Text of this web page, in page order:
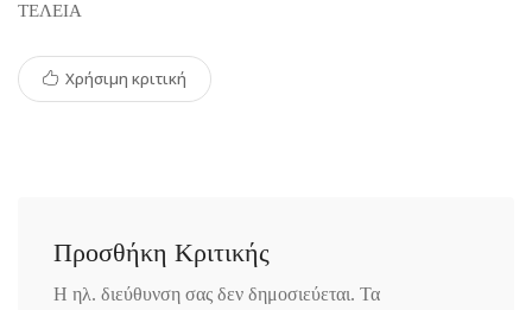
ΤΕΛΕΙΑ
Χρήσιμη κριτική
Προσθήκη Κριτικής
Η ηλ. διεύθυνση σας δεν δημοσιεύεται. Τα